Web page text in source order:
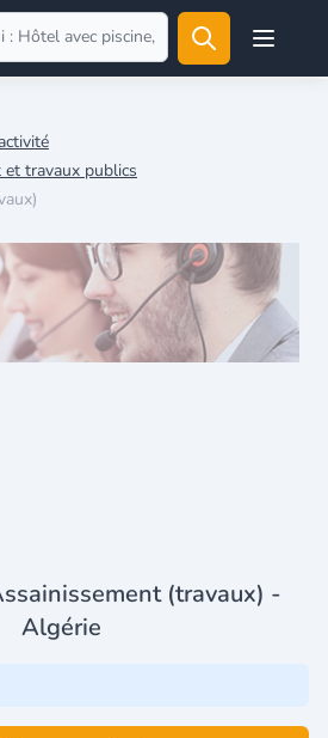
Open
et travaux publics
(travaux) -
Algérie